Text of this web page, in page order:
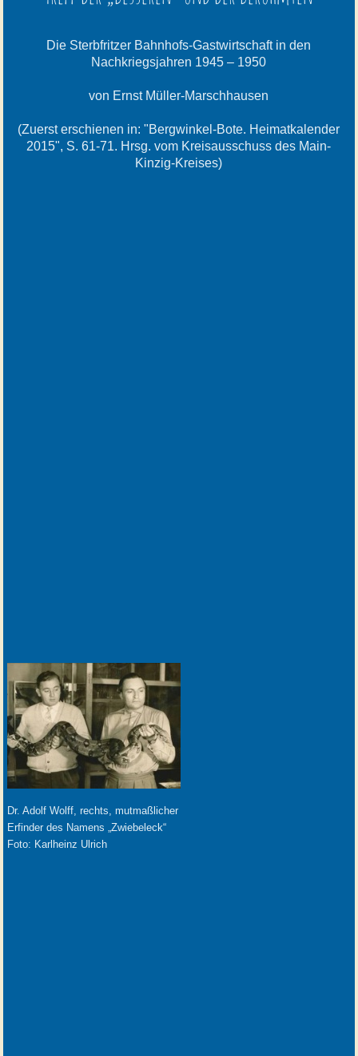
Die Sterbfritzer Bahnhofs-Gastwirtschaft in den
Nachkriegsjahren 1945 – 1950
von Ernst Müller-Marschhausen
(Zuerst erschienen in: "Bergwinkel-Bote. Heimatkalender
2015", S. 61-71. Hrsg. vom Kreisausschuss des Main-
Kinzig-Kreises)
Dr. Adolf Wolff, rechts, mutmaßlicher
Erfinder des Namens „Zwiebeleck“
Foto: Karlheinz Ulrich